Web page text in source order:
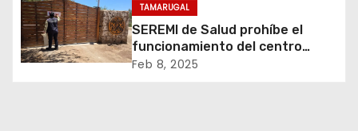
e
n
TAMARUGAL
SEREMI de Salud prohíbe el
funcionamiento del centro
recreativo Tantakuy
Feb 8, 2025